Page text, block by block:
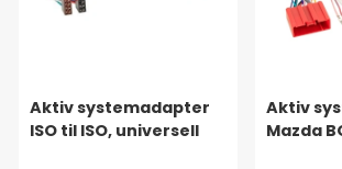
Aktiv systemadapter
ISO til ISO, universell
Aktiv
Mazda